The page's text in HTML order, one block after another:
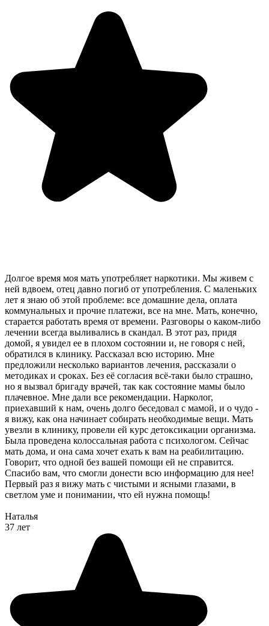
Долгое время моя мать употребляет наркотики. Мы живем с
ней вдвоем, отец давно погиб от употребления. С маленьких
лет я знаю об этой проблеме: все домашние дела, оплата
коммунальных и прочие платежи, все на мне. Мать, конечно,
старается работать время от времени. Разговоры о каком-либо
лечении всегда выливались в скандал. В этот раз, придя
домой, я увидел ее в плохом состоянии и, не говоря с ней,
обратился в клинику. Рассказал всю историю. Мне
предложили несколько вариантов лечения, рассказали о
методиках и сроках. Без её согласия всё-таки было страшно,
но я вызвал бригаду врачей, так как состояние мамы было
плачевное. Мне дали все рекомендации. Нарколог,
приехавший к нам, очень долго беседовал с мамой, и о чудо -
я вижу, как она начинает собирать необходимые вещи. Мать
увезли в клинику, провели ей курс детоксикации организма.
Была проведена колоссальная работа с психологом. Сейчас
мать дома, и она сама хочет ехать к вам на реабилитацию.
Говорит, что одной без вашей помощи ей не справится.
Спасибо вам, что смогли донести всю информацию для нее!
Первый раз я вижу мать с чистыми и ясными глазами, в
светлом уме и понимании, что ей нужна помощь!
Наталья
37 лет